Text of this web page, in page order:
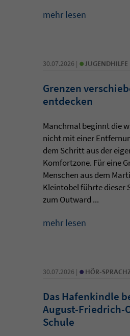
mehr lesen
30.07.2026 | • JUGENDHILFE
Grenzen
entdecken
Manchmal beginnt die
nicht mit einer
dem Schritt aus der
Komfortzone. Für eine
Menschen aus dem
Kleintobel führte dieser
zum Outward ...
mehr lesen
30.07.2026 | • HÖR-
Das Hafenkindle
August-Friedrich-
Schule